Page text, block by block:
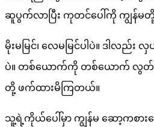
ဆူပွက်လာပြီး ကုတင်ပေါ်ကို ကျွန်မ
မိုးမမြင်၊ လေမမြင်ပါပဲ။ ဒါလည်
ပဲ။ တစ်ယောက်ကို တစ်ယောက် လွတ်
တို့ ဖက်ထားမိကြတယ်။
သူ့ရဲ့ကိုယ်ပေါ်မှာ ကျွန်မ ဆော့ကစား